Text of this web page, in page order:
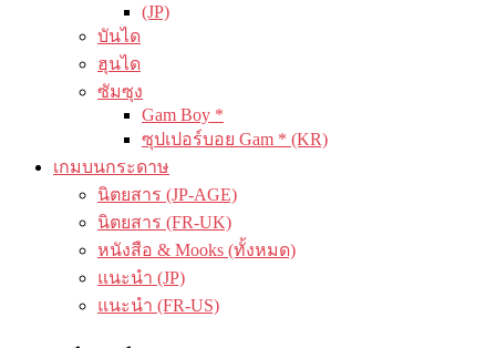
(JP)
บันได
ฮุนได
ซัมซุง
Gam Boy *
ซุปเปอร์บอย Gam * (KR)
เกมบนกระดาษ
นิตยสาร (JP-AGE)
นิตยสาร (FR-UK)
หนังสือ & Mooks (ทั้งหมด)
แนะนำ (JP)
แนะนำ (FR-US)